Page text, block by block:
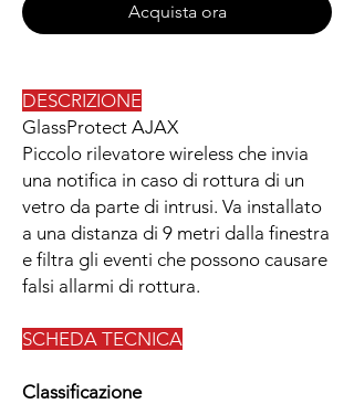
Acquista ora
DESCRIZIONE
GlassProtect AJAX
Piccolo rilevatore wireless che invia
una notifica in caso di rottura di un
vetro da parte di intrusi. Va installato
a una distanza di 9 metri dalla finestra
e filtra gli eventi che possono causare
falsi allarmi di rottura.
SCHEDA TECNICA
Classificazione